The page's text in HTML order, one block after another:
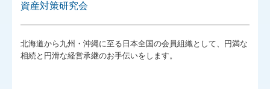
資産対策研究会
北海道から九州・沖縄に至る日本全国の会員組織として、円満な
相続と円滑な経営承継のお手伝いをします。